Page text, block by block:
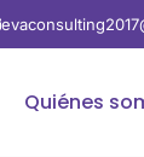
Quiénes